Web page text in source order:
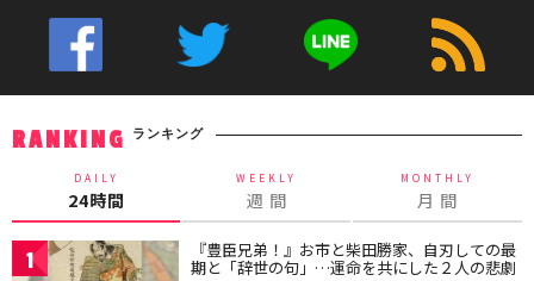
RANKING ランキング
DAILY
24時間
WEEKLY
週 間
MONTHLY
月 間
1 『豊臣兄弟！』お市と柴田勝家、自刃しての最
期と「辞世の句」…運命を共にした２人の悲劇